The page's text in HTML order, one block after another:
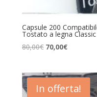
Capsule 200
Tostato a legna
80,00€ Il
era:
80,00€.
70,00€Il
è:
70,00€.
In offerta!